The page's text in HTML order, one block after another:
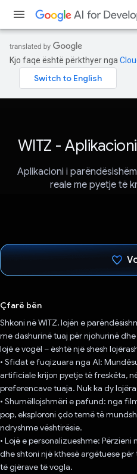
Kjo faqe është përkthyer nga
WITZ -
Aplikacioni i
reale me pyetje të
Çfarë bën
Shkoni në WITZ, lojën e
me dashurinë tuaj për njohurinë
lojë e vogël – është një shesh
• Sfidat e fuqizuara nga AI:
artificiale krijon pyetje të freskëta,
preferencave tuaja. Nuk ka dy
• Shumëllojshmëri e pafund: nga
pop, eksploroni çdo temë të
ndryshme vështirësie.
• Lojë e personalizueshme:
dhe shtoni një kthesë argëtuese
të gjërave të vogla.